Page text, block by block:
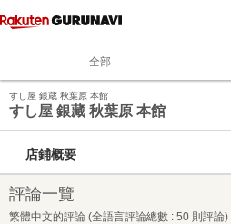
全部
すし屋 銀蔵 秋葉原 本館
すし屋 銀藏 秋葉原 本館
店鋪概要
評論一覽
繁體中文的評論 (全語言評論總數 : 50 則評論)